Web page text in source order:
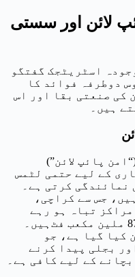
لائن اور سستی
اسٹریٹجک گفتگو
دوطرفہ فوائد کا
کی صنعتی بقا اور اس
ہیں۔
پائپ لائن”)
کے لیے حتمی لٹمس
نمائندگی کرتی ہے۔
جس سے کراچی،
مراکز تباہ ہو رہے
ہیں۔ آئی پی پائپ لائن کو روزانہ 750 سے 870 ملین مکعب فٹ
کیا گیا ہے، جو
بجلی پیدا کرنے
کے لیے کافی ہے۔